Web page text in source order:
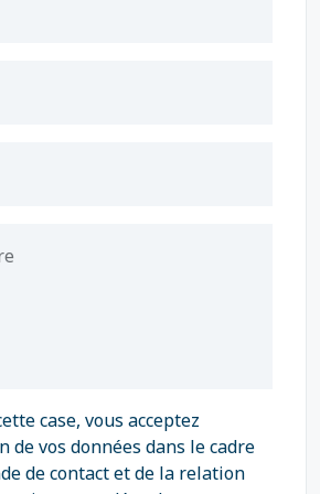
case, vous acceptez
de vos données dans le cadre
de contact et de la relation